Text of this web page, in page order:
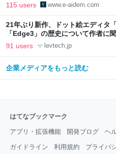
115 users www.e-aidem.com
21年ぶり新作、ドット絵エディタ
「Edge3」の歴史について作者に
LAB
91 users levtech.jp
企業メディアをもっと読む
はてなブックマーク
アプリ・拡張機能 開発ブログ ヘ
ガイドライン 利用規約 プライバ